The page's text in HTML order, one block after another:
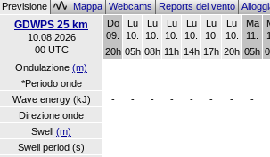
Previsione MappaWebcamsReports del vento
GDWPS 25 km
10.08.2026
00 UTC
Do
09.
Lu
10.
Lu
10.
Lu
10.
Lu
10.
Lu
10.
Lu
10.
Ma
11.
20h 05h 08h 11h 14h 17h 20h 05h
Ondulazione (m)
*Periodo onde
Wave energy (kJ)
- - - - - - -
-
Direzione onde
Swell (m)
Swell period (s)